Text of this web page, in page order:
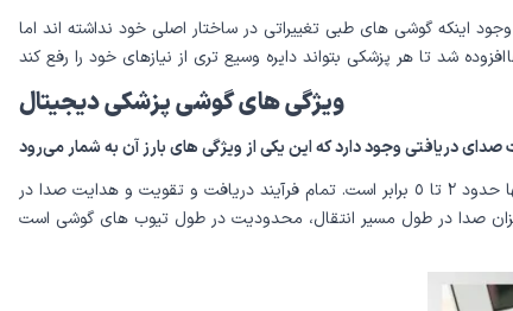
اینکه گوشی های طبی تغییراتی در ساختار اصلی خود نداشته اند اما
ویژگی های گوشی پزشکی دیجیتال
گوشی های پزشكی مكانيكی و سنتی در حالت معمول و در انواع مختلف، بيشتر نقش متمركز كردن صدای دريافتی را داشته و ميزان تقويت كردن صدا در آنها حدود ٢ تا ٥ برابر است. تمام فرآيند دريافت و تقويت و هدايت صدا در